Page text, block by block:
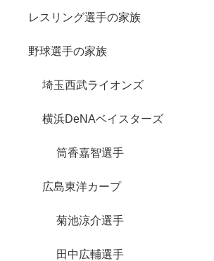
レスリング選手の家族
野球選手の家族
埼玉西武ライオンズ
横浜DeNAベイスターズ
筒香嘉智選手
広島東洋カープ
菊池涼介選手
田中広輔選手